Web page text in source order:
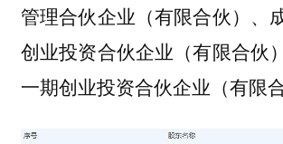
管理合伙企业（有限合伙）、
创业投资合伙企业（有限合伙
一期创业投资合伙企业（有限合